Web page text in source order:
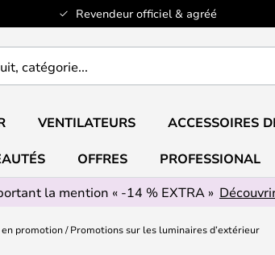
Revendeur officiel & agréé
VENTILATEURS ACCESSOIRES
OFFRES
PROFESSIONAL
la mention « -14 % EXTRA »
promotion Promotions sur les luminaires d’extérieur